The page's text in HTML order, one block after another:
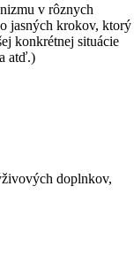
v rôznych
jasných krokov, ktorý
konkrétnej situácie
atď.)
doplnkov,